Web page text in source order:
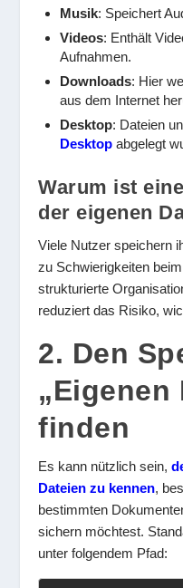
Musik: Speichert
Videos: Enthält
Aufnahmen.
Downloads: Hier
aus dem Internet
Desktop: Dateien
Desktop abgelegt
Warum ist
der eigenen
Viele Nutzer speichern
zu Schwierigkeiten
strukturierte
reduziert das Risiko,
2. Den
„Eigenen
finden
Es kann nützlich sein,
Dateien zu kennen,
bestimmten
sichern möchtest.
unter folgendem Pfad: